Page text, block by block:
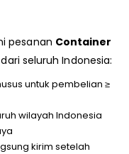
pesanan Container
dari seluruh Indonesia:
untuk pembelian ≥
wilayah Indonesia
kirim setelah